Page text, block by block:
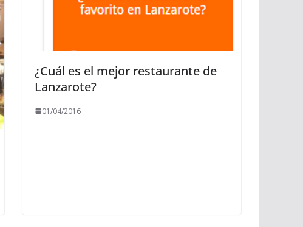
¿Cuál es el mejor restaurante de
Lanzarote?
01/04/2016